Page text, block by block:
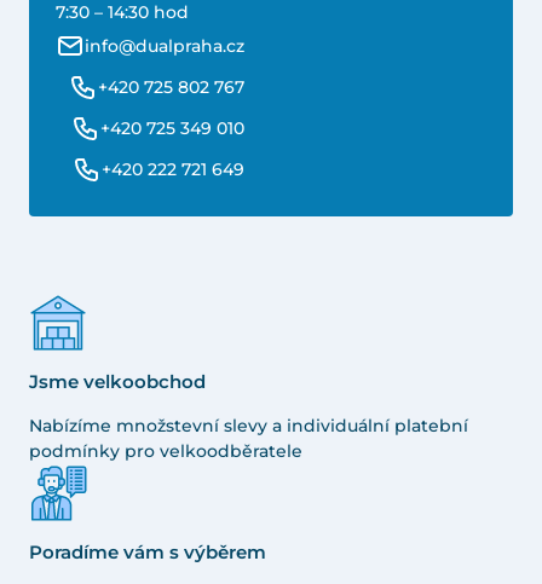
7:30 – 14:30 hod
info@dualpraha.cz
+420 725 802 767
+420 725 349 010
+420 222 721 649
Jsme velkoobchod
Nabízíme množstevní slevy a individuální platební
podmínky pro velkoodběratele
Poradíme vám s výběrem